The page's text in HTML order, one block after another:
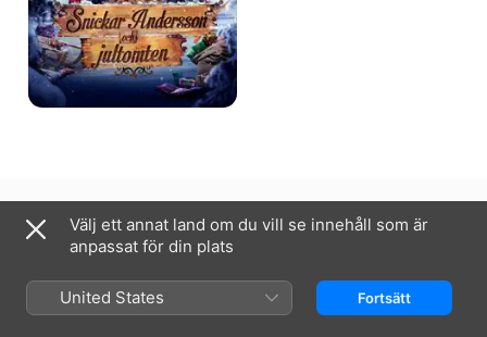
Copyright © 2026 Apple Inc. Alla rättigheter förbehålls.
Support
Välj ett annat land om du vill se innehåll som är
anpassat för din plats
United States Fortsätt